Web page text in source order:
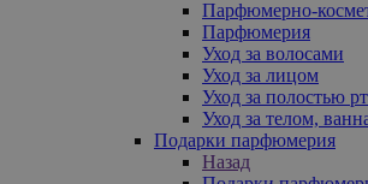
Парфюмерно-
Парфюмерия
Уход за волосами
Уход за лицом
Уход за полостью
Уход за телом,
Подарки парфюмерия
Назад